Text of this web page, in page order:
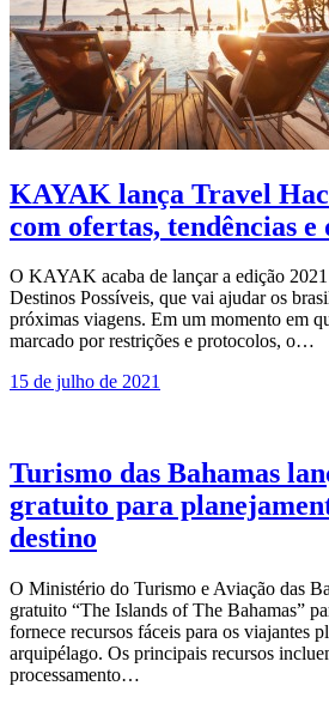
KAYAK lança Travel
com ofertas, tendências e
O KAYAK acaba de lançar a edição
Destinos Possíveis, que vai ajudar os
próximas viagens. Em um momento em
marcado por restrições e protocolos, o…
15 de julho de 2021
Turismo das Bahamas
gratuito para
destino
O Ministério do Turismo e Aviação das
gratuito “The Islands of The Bahamas”
fornece recursos fáceis para os viajantes
arquipélago. Os principais recursos
processamento…